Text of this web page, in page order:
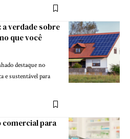
verdade sobre
que você
destaque no
e sustentável para
comercial para